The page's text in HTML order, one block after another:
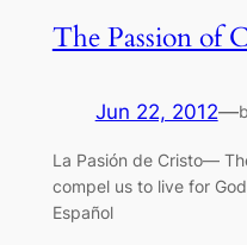
The Passion of
Jun 22, 2012—
La Pasión de Cristo—
compel us to live for
Español